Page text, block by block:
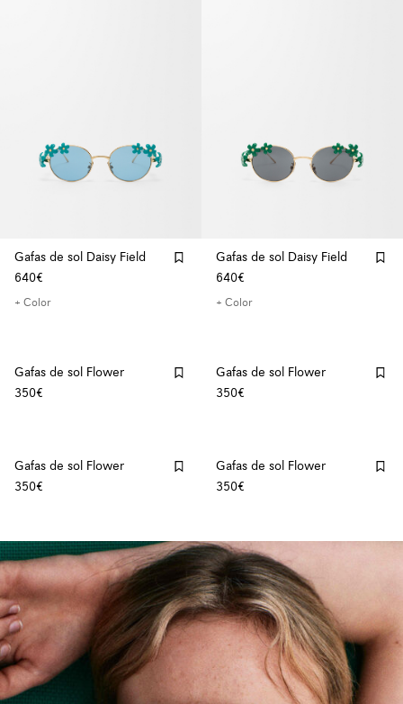
Gafas de sol Daisy Field
640€
+ Color
Gafas de sol Daisy Field
640€
+ Color
Gafas de sol Flower
350€
Gafas de sol Flower
350€
Gafas de sol Flower
350€
Gafas de sol Flower
350€